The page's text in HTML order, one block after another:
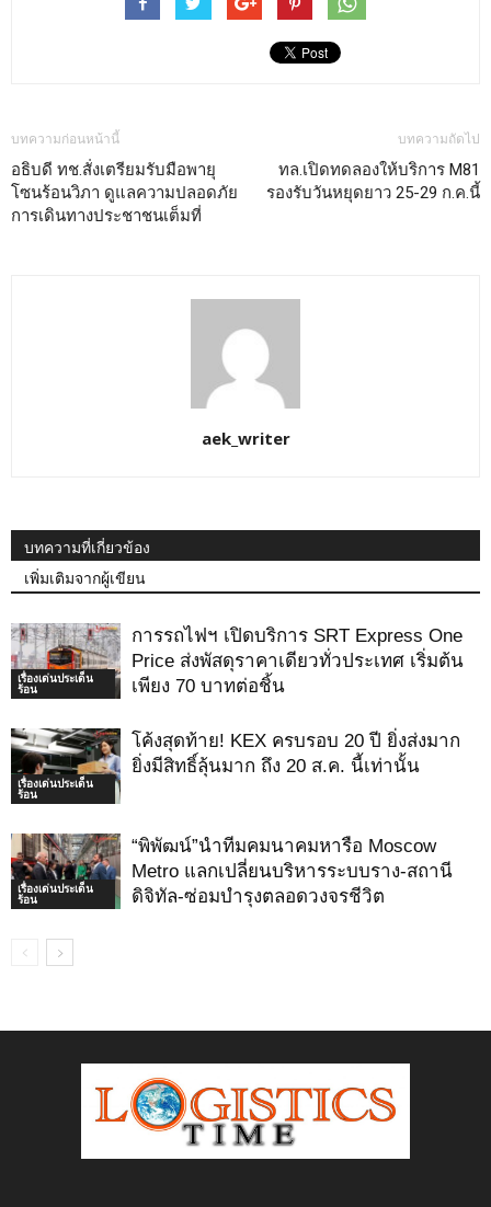
บทความก่อนหน้านี้
อธิบดี ทช.สั่งเตรียมรับมือพายุ
โซนร้อนวิภา ดูแลความปลอดภัย
การเดินทางประชาชนเต็มที่
บทความถัดไป
ทล.เปิดทดลองให้บริการ M81
รองรับวันหยุดยาว 25-29 ก.ค.นี้
aek_writer
บทความที่เกี่ยวข้อง
เพิ่มเติมจากผู้เขียน
เรื่องเด่นประเด็น
ร้อน
การรถไฟฯ เปิดบริการ SRT Express One
Price ส่งพัสดุราคาเดียวทั่วประเทศ เริ่มต้น
เพียง 70 บาทต่อชิ้น
เรื่องเด่นประเด็น
ร้อน
โค้งสุดท้าย! KEX ครบรอบ 20 ปี ยิ่งส่งมาก
ยิ่งมีสิทธิ์ลุ้นมาก ถึง 20 ส.ค. นี้เท่านั้น
เรื่องเด่นประเด็น
ร้อน
“พิพัฒน์”นำทีมคมนาคมหารือ Moscow
Metro แลกเปลี่ยนบริหารระบบราง-สถานี
ดิจิทัล-ซ่อมบำรุงตลอดวงจรชีวิต